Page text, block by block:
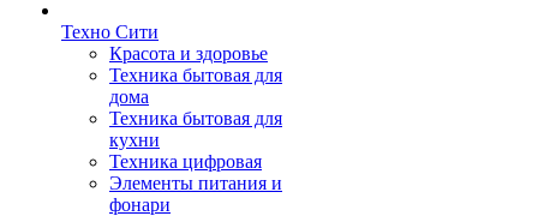
Техно Сити
Красота и здоровье
Техника бытовая для
дома
Техника бытовая для
кухни
Техника цифровая
Элементы питания и
фонари